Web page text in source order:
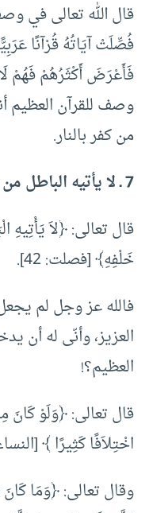
قال الله تعالى في
وصف للقرآن العظيم
من كفر بالنار.
7 ـ لا يأتيه الباطل من بين يديه ولا من خلفه:
قال تعالى: ﴿لاَ
خَلْفِهِ﴾ [فصلت: 42].
فالله عز وجل لم
العزيز، وأنّى له أن
العظيم؟!
قال تعالى: ﴿وَلَوْ كَانَ
اخْتِلاَفًا كَثِيرًا ﴾ [النساء:
وقال تعالى: ﴿وَمَا